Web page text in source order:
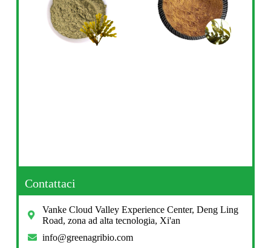
Contattaci
Vanke Cloud Valley Experience Center, Deng Ling
Road, zona ad alta tecnologia, Xi'an
info@greenagribio.com